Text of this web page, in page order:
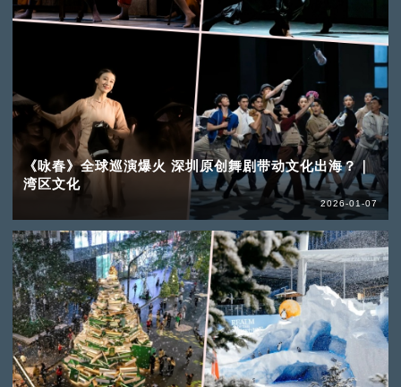
《咏春》全球巡演爆火 深圳原创舞剧带动文化出海？｜
湾区文化
2026-01-07